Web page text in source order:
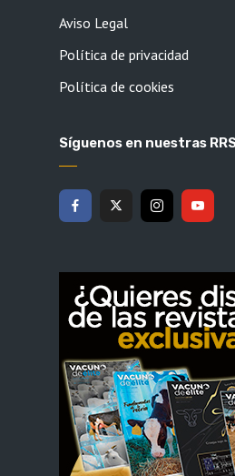
Aviso Legal
Política de privacidad
Política de cookies
Síguenos en nuestras